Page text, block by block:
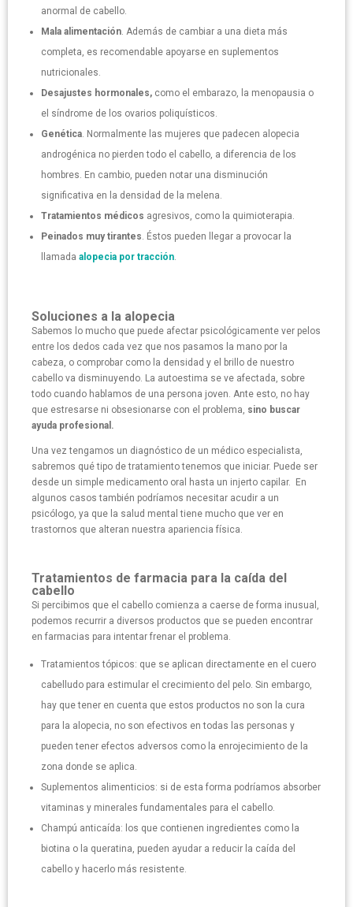
anormal de cabello.
Mala alimentación. Además de cambiar a una dieta más
completa, es recomendable apoyarse en suplementos
nutricionales.
Desajustes hormonales, como el embarazo, la menopausia o
el síndrome de los ovarios poliquísticos.
Genética. Normalmente las mujeres que padecen alopecia
androgénica no pierden todo el cabello, a diferencia de los
hombres. En cambio, pueden notar una disminución
significativa en la densidad de la melena.
Tratamientos médicos agresivos, como la quimioterapia.
Peinados muy tirantes. Éstos pueden llegar a provocar la
llamada alopecia por tracción.
Soluciones a la alopecia
Sabemos lo mucho que puede afectar psicológicamente ver pelos
entre los dedos cada vez que nos pasamos la mano por la
cabeza, o comprobar como la densidad y el brillo de nuestro
cabello va disminuyendo. La autoestima se ve afectada, sobre
todo cuando hablamos de una persona joven. Ante esto, no hay
que estresarse ni obsesionarse con el problema, sino buscar
ayuda profesional.
Una vez tengamos un diagnóstico de un médico especialista,
sabremos qué tipo de tratamiento tenemos que iniciar. Puede ser
desde un simple medicamento oral hasta un injerto capilar. En
algunos casos también podríamos necesitar acudir a un
psicólogo, ya que la salud mental tiene mucho que ver en
trastornos que alteran nuestra apariencia física.
Tratamientos de farmacia para la caída del
cabello
Si percibimos que el cabello comienza a caerse de forma inusual,
podemos recurrir a diversos productos que se pueden encontrar
en farmacias para intentar frenar el problema.
Tratamientos tópicos: que se aplican directamente en el cuero
cabelludo para estimular el crecimiento del pelo. Sin embargo,
hay que tener en cuenta que estos productos no son la cura
para la alopecia, no son efectivos en todas las personas y
pueden tener efectos adversos como la enrojecimiento de la
zona donde se aplica.
Suplementos alimenticios: si de esta forma podríamos absorber
vitaminas y minerales fundamentales para el cabello.
Champú anticaída: los que contienen ingredientes como la
biotina o la queratina, pueden ayudar a reducir la caída del
cabello y hacerlo más resistente.